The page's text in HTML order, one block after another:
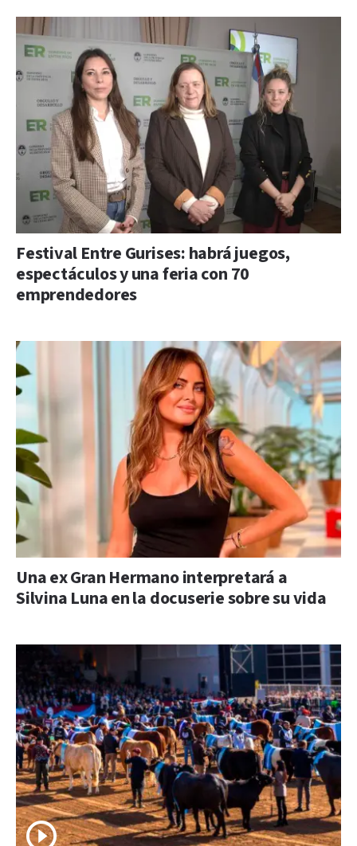
Festival Entre Gurises: habrá juegos,
espectáculos y una feria con 70
emprendedores
Una ex Gran Hermano interpretará a
Silvina Luna en la docuserie sobre su vida